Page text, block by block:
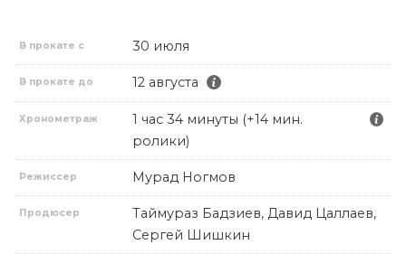
В прокате с 30 июля
В прокате до 12 августа
Хронометраж
1 час 34 минуты (+14 мин.
ролики)
Режиссер Мурад Ногмов
Продюсер
Таймураз Бадзиев, Давид Цаллаев,
Сергей Шишкин